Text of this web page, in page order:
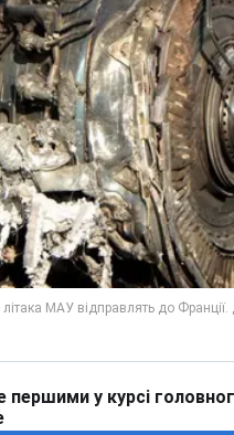
першими у курсі